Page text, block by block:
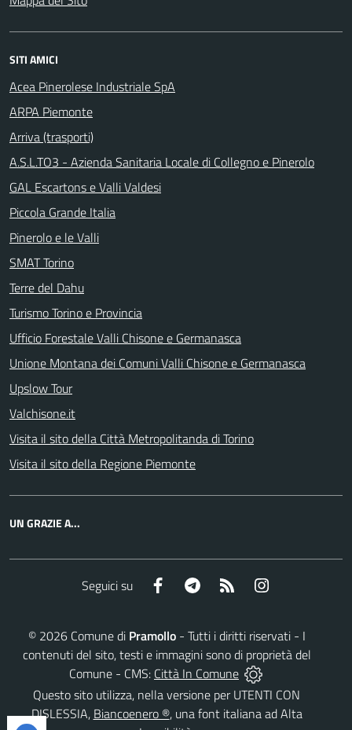
SITI AMICI
Acea Pinerolese Industriale SpA
ARPA Piemonte
Arriva (trasporti)
A.S.L.TO3 - Azienda Sanitaria Locale di Collegno e Pinerolo
GAL Escartons e Valli Valdesi
Piccola Grande Italia
Pinerolo e le Valli
SMAT Torino
Terre del Dahu
Turismo Torino e Provincia
Ufficio Forestale Valli Chisone e Germanasca
Unione Montana dei Comuni Valli Chisone e Germanasca
Upslow Tour
Valchisone.it
Visita il sito della Città Metropolitanda di Torino
Visita il sito della Regione Piemonte
UN GRAZIE A...
Seguici su Facebook Telegram RSS
© 2026Comune di Pramollo- Tutti i diritti riservati - I
contenuti del sito, testi e immagini sono di proprietà del
Comune - CMS: Città In Comune
Questo sito utilizza, nella versione per UTENTI CON
DISLESSIA, Biancoenero ®, una font italiana ad Alta